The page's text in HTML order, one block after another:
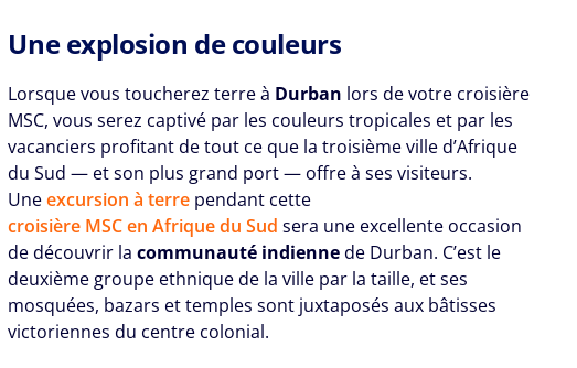
Une explosion de couleurs
Lorsque vous toucherez terre à Durban lors de votre croisière
MSC, vous serez captivé par les couleurs tropicales et par les
vacanciers profitant de tout ce que la troisième ville d’Afrique
du Sud — et son plus grand port — offre à ses visiteurs.
Uneexcursion à terre pendant cette
croisière MSC en Afrique du Sud sera une excellente occasion
de découvrir lacommunauté indiennede Durban. C’est le
deuxième groupe ethnique de la ville par la taille, et ses
mosquées, bazars et temples sont juxtaposés aux bâtisses
victoriennes du centre colonial.